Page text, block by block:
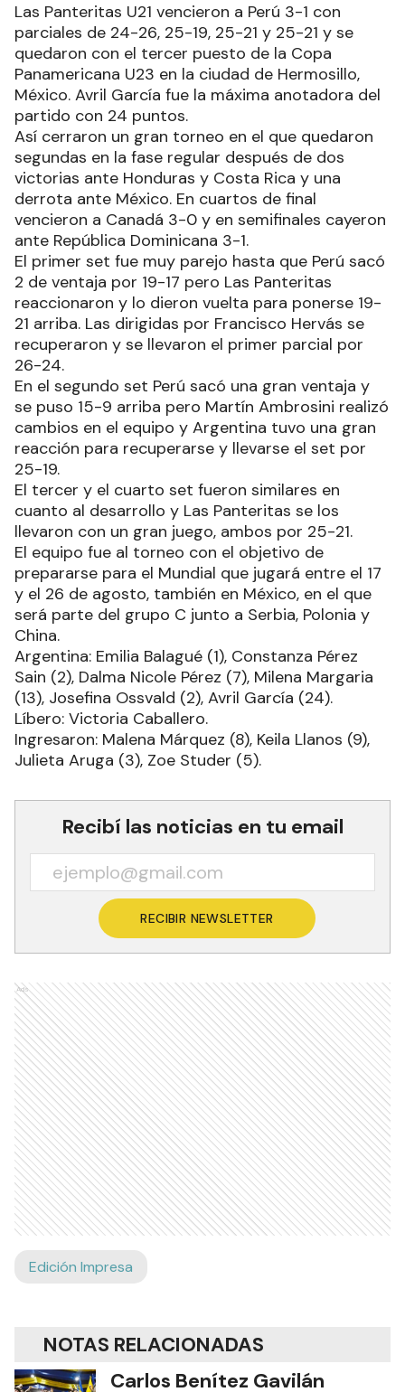
Las Panteritas U21 vencieron a Perú 3-1 con
parciales de 24-26, 25-19, 25-21 y 25-21 y se
quedaron con el tercer puesto de la Copa
Panamericana U23 en la ciudad de Hermosillo,
México. Avril García fue la máxima anotadora del
partido con 24 puntos.
Así cerraron un gran torneo en el que quedaron
segundas en la fase regular después de dos
victorias ante Honduras y Costa Rica y una
derrota ante México. En cuartos de final
vencieron a Canadá 3-0 y en semifinales cayeron
ante República Dominicana 3-1.
El primer set fue muy parejo hasta que Perú sacó
2 de ventaja por 19-17 pero Las Panteritas
reaccionaron y lo dieron vuelta para ponerse 19-
21 arriba. Las dirigidas por Francisco Hervás se
recuperaron y se llevaron el primer parcial por
26-24.
En el segundo set Perú sacó una gran ventaja y
se puso 15-9 arriba pero Martín Ambrosini realizó
cambios en el equipo y Argentina tuvo una gran
reacción para recuperarse y llevarse el set por
25-19.
El tercer y el cuarto set fueron similares en
cuanto al desarrollo y Las Panteritas se los
llevaron con un gran juego, ambos por 25-21.
El equipo fue al torneo con el objetivo de
prepararse para el Mundial que jugará entre el 17
y el 26 de agosto, también en México, en el que
será parte del grupo C junto a Serbia, Polonia y
China.
Argentina: Emilia Balagué (1), Constanza Pérez
Sain (2), Dalma Nicole Pérez (7), Milena Margaria
(13), Josefina Ossvald (2), Avril García (24).
Líbero: Victoria Caballero.
Ingresaron: Malena Márquez (8), Keila Llanos (9),
Julieta Aruga (3), Zoe Studer (5).
Recibí las noticias en tu email
RECIBIR NEWSLETTER
Ads
Edición Impresa
NOTAS RELACIONADAS
Carlos Benítez Gavilán